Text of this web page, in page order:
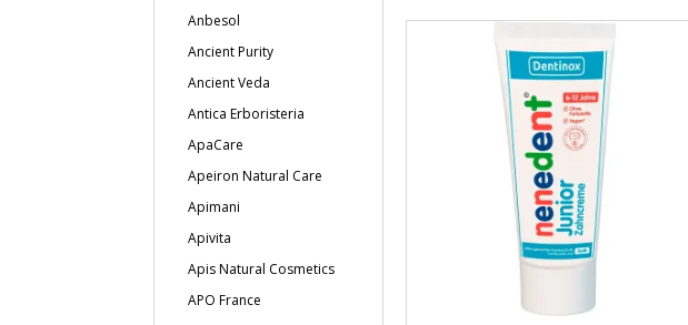
Anbesol
Ancient Purity
Ancient Veda
Antica Erboristeria
ApaCare
Apeiron Natural Care
Apimani
Apivita
Apis Natural Cosmetics
APO France